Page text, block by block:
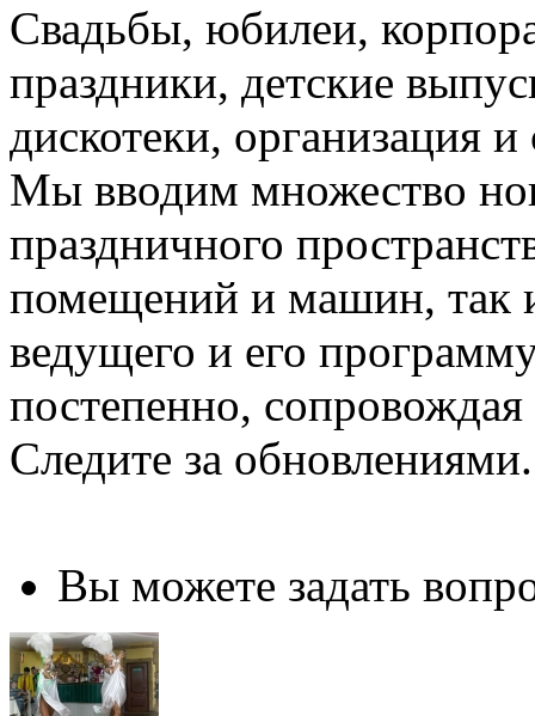
Свадьбы, юбилеи,
праздники, детские
дискотеки, организация
Мы вводим множество
праздничного
помещений и машин, так
ведущего и его
постепенно,
Следите за обновлениями.
Вы можете задать